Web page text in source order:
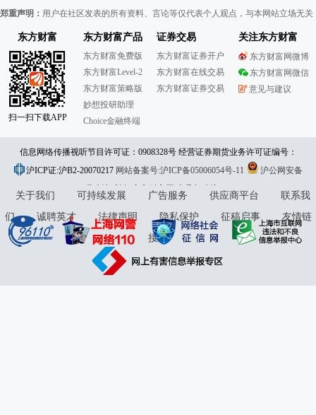
郑重声明： 用户在社区发表的所有资料、言论等仅代表个人观点，与本网站立场无
东方财富
扫一扫下载APP
东方财富产品
东方财富免费版
东方财富Level-2
东方财富策略版
妙想投研助理
Choice金融终端
证券交易
东方财富证券开户
东方财富在线交易
东方财富证券交易
关注东方财富
东方财富网微博
东方财富网微信
意见与建议
信息网络传播视听节目许可证：0908328号 经营证券期货业务许可证编号：
913101046312860336 违法和不良信息举报:021-61278686 举报邮箱：
jubao@eastmoney.com
沪ICP证:沪B2-20070217 网站备案号:沪ICP备05006054号-11
沪公网安备
31010402000120号版权所有:东方财富网意见与建议:4000300059/952500
关于我们 可持续发展 广告服务 供应商平台
联系我
们
诚聘英才 法律声明 隐私保护 征稿启事
友情链
接